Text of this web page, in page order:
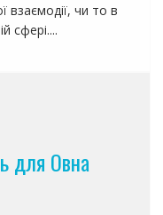
взаємодії, чи то в
сфері....
для Овна